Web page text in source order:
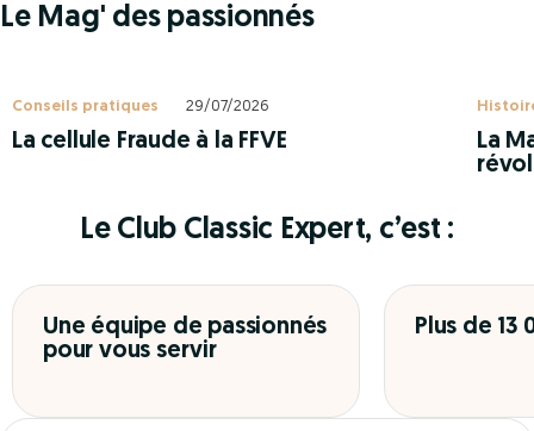
Le Mag' des passionnés
Conseils pratiques 29/07/2026
La cellule Fraude à la FFVE
La
Le Club Classic Expert, c’est :
Une équipe de passionnés
pour vous servir
Plus de 13